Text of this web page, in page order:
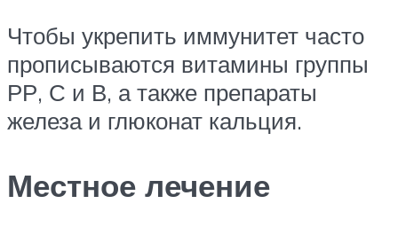
Чтобы укрепить иммунитет часто
прописываются витамины группы
РР, С и В, а также препараты
железа и глюконат кальция.
Местное лечение